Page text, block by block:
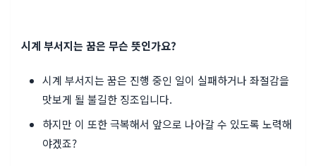
시계 부서지는 꿈은 무슨 뜻인가요?
시계 부서지는 꿈은 진행 중인 일이 실패하거나 좌절감을
맛보게 될 불길한 징조입니다.
하지만 이 또한 극복해서 앞으로 나아갈 수 있도록 노력해
야겠죠?